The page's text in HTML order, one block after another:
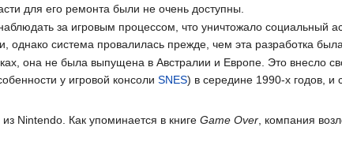
для его ремонта были не очень доступны.
за игровым процессом, что уничтожало социальный
система провалилась прежде, чем эта разработка была
она не была выпущена в Австралии и Европе. Это внесло
у игровой консолиSNES) в середине 1990-х годов, и
Nintendo. Как упоминается в книге Game Over, компания